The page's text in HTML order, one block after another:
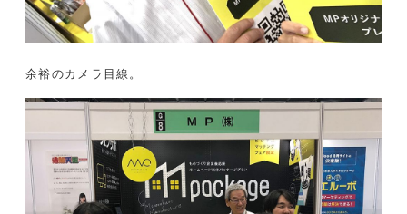
余裕のカメラ目線。